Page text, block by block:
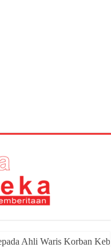
Ahli Waris Korban